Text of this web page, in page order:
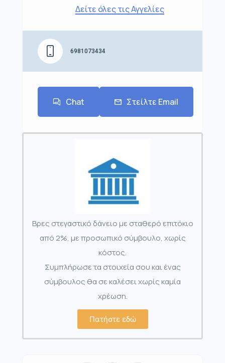
Δείτε όλες τις Αγγελίες
6981073434
Chat Στείλτε Email
Βρες στεγαστικό δάνειο με σταθερό επιτόκιο
από 2%, με προσωπικό σύμβουλο, χωρίς
κόστος.
Συμπλήρωσε τα στοιχεία σου και ένας
σύμβουλος θα σε καλέσει χωρίς καμία
χρέωση.
Πατήστε εδώ